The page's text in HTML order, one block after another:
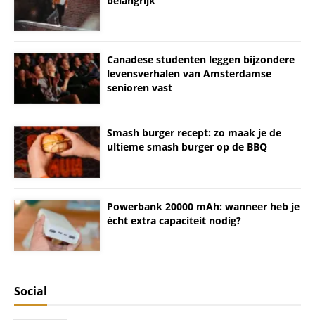
Canadese studenten leggen bijzondere
levensverhalen van Amsterdamse
senioren vast
Smash burger recept: zo maak je de
ultieme smash burger op de BBQ
Powerbank 20000 mAh: wanneer heb je
écht extra capaciteit nodig?
Social